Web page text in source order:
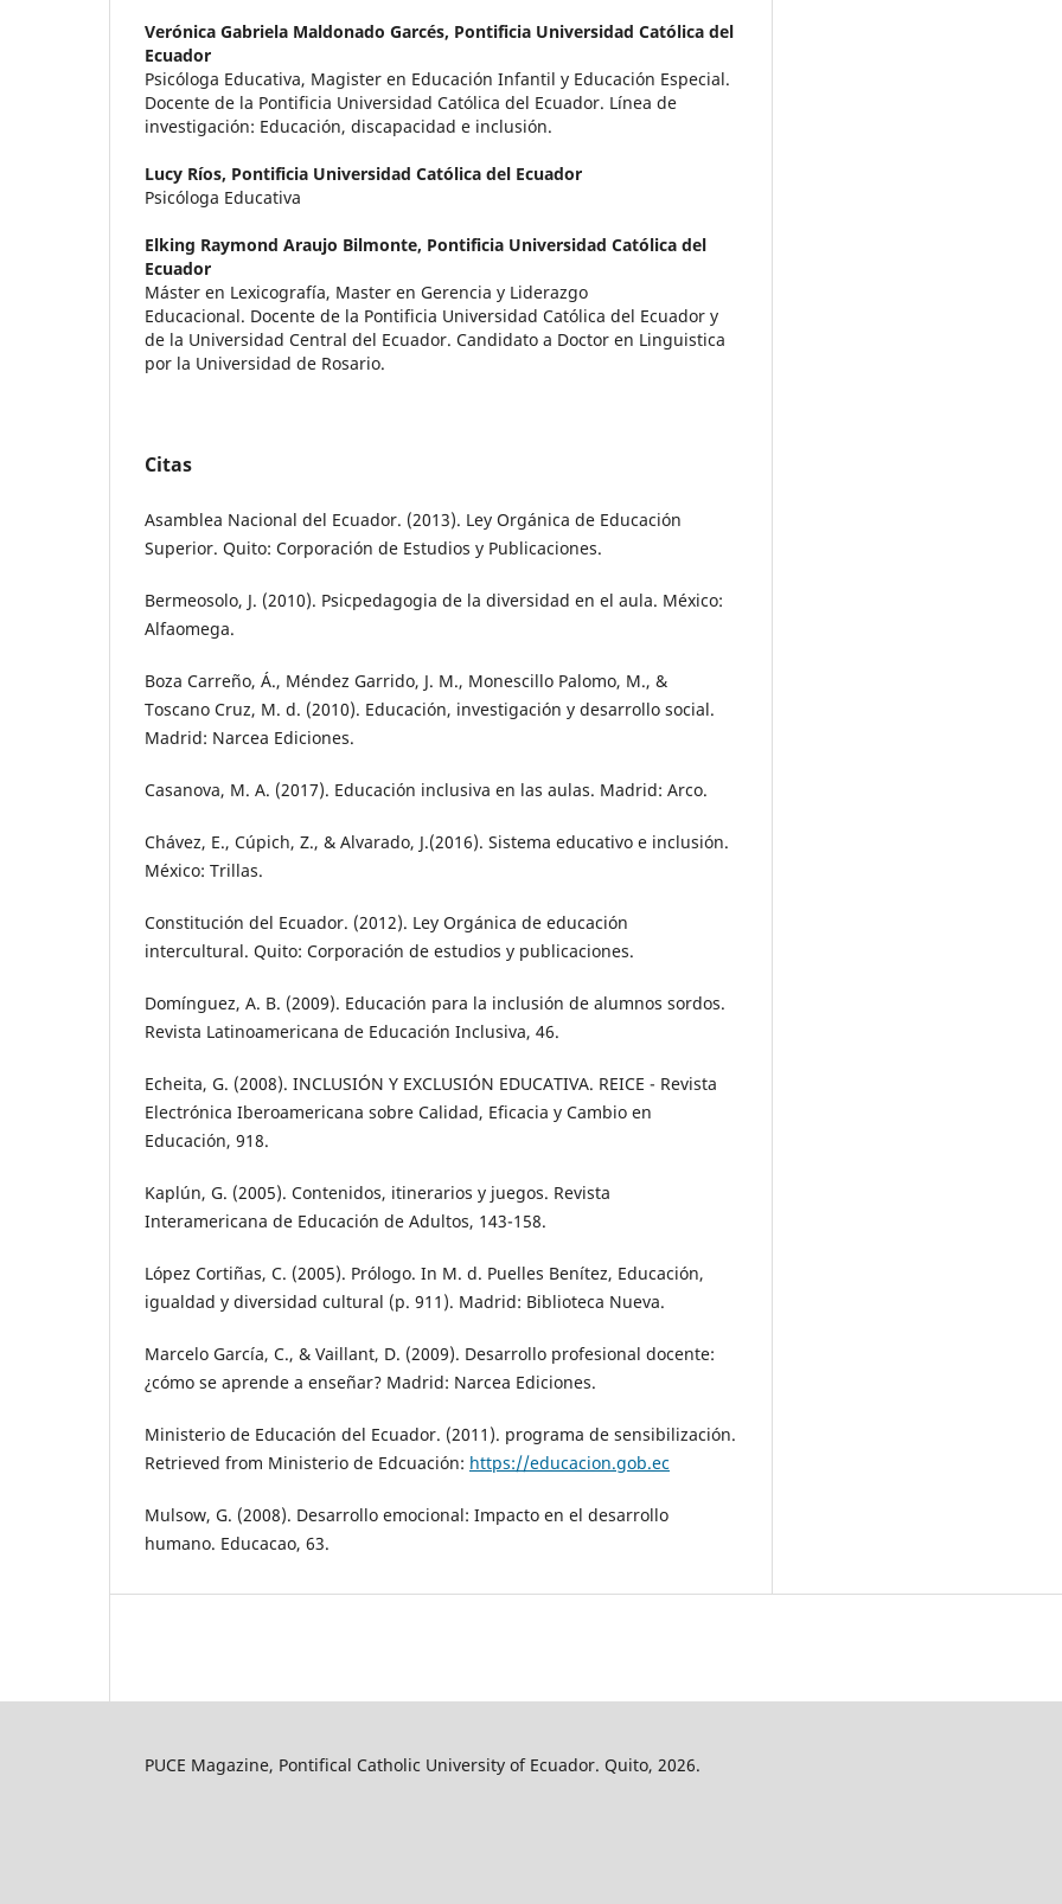
Verónica Gabriela Maldonado Garcés, Pontificia Universidad Católica del
Ecuador
Psicóloga Educativa, Magister en Educación Infantil y Educación Especial.
Docente de la Pontificia Universidad Católica del Ecuador. Línea de
investigación: Educación, discapacidad e inclusión.
Lucy Ríos, Pontificia Universidad Católica del Ecuador
Psicóloga Educativa
Elking Raymond Araujo Bilmonte, Pontificia Universidad Católica del
Ecuador
Máster en Lexicografía, Master en Gerencia y Liderazgo
Educacional. Docente de la Pontificia Universidad Católica del Ecuador y
de la Universidad Central del Ecuador. Candidato a Doctor en Linguistica
por la Universidad de Rosario.
Citas
Asamblea Nacional del Ecuador. (2013). Ley Orgánica de Educación
Superior. Quito: Corporación de Estudios y Publicaciones.
Bermeosolo, J. (2010). Psicpedagogia de la diversidad en el aula. México:
Alfaomega.
Boza Carreño, Á., Méndez Garrido, J. M., Monescillo Palomo, M., &
Toscano Cruz, M. d. (2010). Educación, investigación y desarrollo social.
Madrid: Narcea Ediciones.
Casanova, M. A. (2017). Educación inclusiva en las aulas. Madrid: Arco.
Chávez, E., Cúpich, Z., & Alvarado, J.(2016). Sistema educativo e inclusión.
México: Trillas.
Constitución del Ecuador. (2012). Ley Orgánica de educación
intercultural. Quito: Corporación de estudios y publicaciones.
Domínguez, A. B. (2009). Educación para la inclusión de alumnos sordos.
Revista Latinoamericana de Educación Inclusiva, 46.
Echeita, G. (2008). INCLUSIÓN Y EXCLUSIÓN EDUCATIVA. REICE - Revista
Electrónica Iberoamericana sobre Calidad, Eficacia y Cambio en
Educación, 918.
Kaplún, G. (2005). Contenidos, itinerarios y juegos. Revista
Interamericana de Educación de Adultos, 143-158.
López Cortiñas, C. (2005). Prólogo. In M. d. Puelles Benítez, Educación,
igualdad y diversidad cultural (p. 911). Madrid: Biblioteca Nueva.
Marcelo García, C., & Vaillant, D. (2009). Desarrollo profesional docente:
¿cómo se aprende a enseñar? Madrid: Narcea Ediciones.
Ministerio de Educación del Ecuador. (2011). programa de sensibilización.
Retrieved from Ministerio de Edcuación: https://educacion.gob.ec
Mulsow, G. (2008). Desarrollo emocional: Impacto en el desarrollo
humano. Educacao, 63.
PUCE Magazine, Pontifical Catholic University of Ecuador. Quito, 2026.